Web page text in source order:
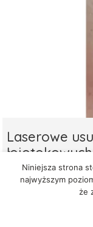
Laserowe
łojotokowych
26 września 2025
Niniejsza strona
najwyższym
że